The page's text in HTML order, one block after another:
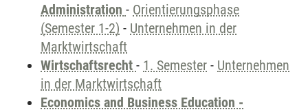
Administration - Orientierungsphase
(Semester 1-2) - Unternehmen in der
Marktwirtschaft
Wirtschaftsrecht - 1. Semester - Unternehmen
in der Marktwirtschaft
Economics and Business Education -